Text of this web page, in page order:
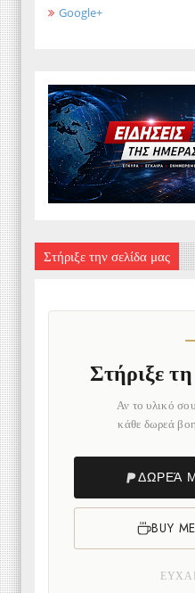
Google+
Στήριξε την σελίδα μας
Στήριξε
Αν το υλικό
κάθε δωρεά
ΔΩΡΕΆ
BUY